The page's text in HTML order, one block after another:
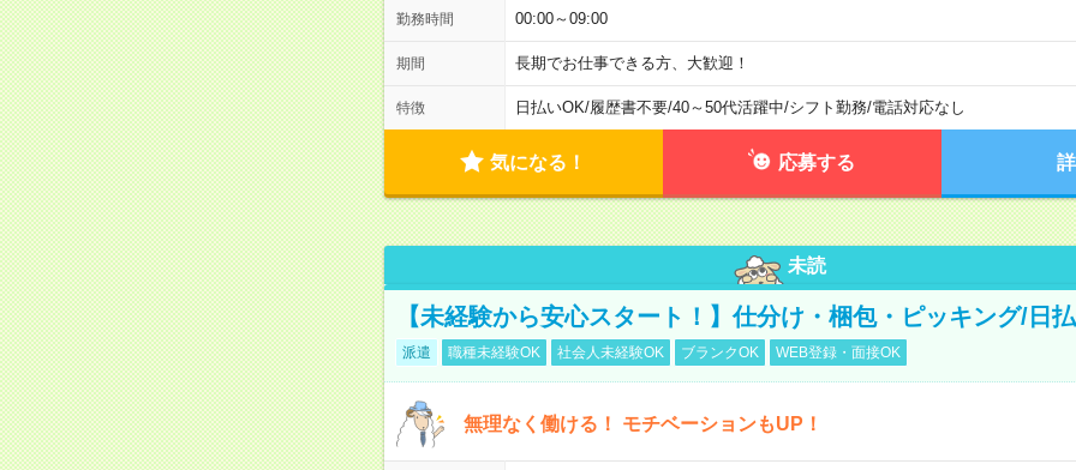
勤務時間 00:00～09:00
期間 長期でお仕事できる方、大歓迎！
特徴 日払いOK/履歴書不要/40～50代活躍中/シフト勤務/電話対応なし
気になる！ 応募する
未読
【未経験から安心スタート！】仕分け・梱包・ピッキング/日
派遣 職種未経験OK 社会人未経験OK ブランクOK WEB登録・面接OK
無理なく働ける！ モチベーションもUP！